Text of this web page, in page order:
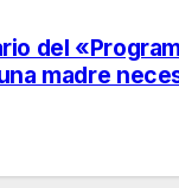
del
madre